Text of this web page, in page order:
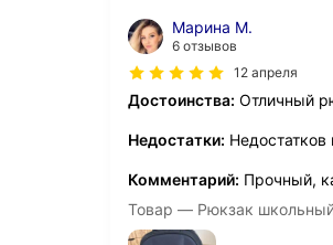
Марина М.
6 отзывов
12 апреля
Достоинства: Отличный
Недостатки:
Комментарий: Прочный,
Товар — Рюкзак